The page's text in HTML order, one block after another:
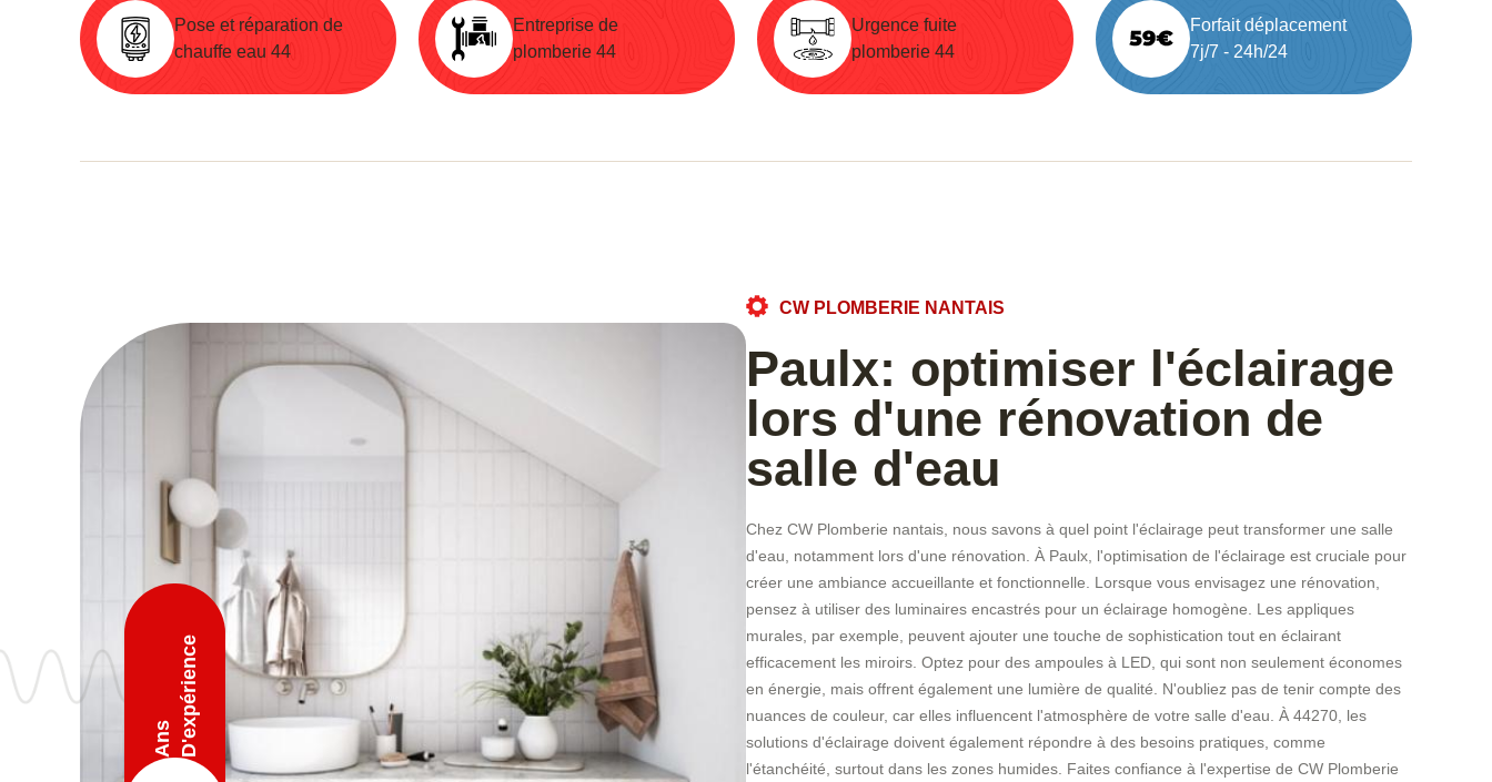
Pose et réparation de
chauffe eau 44
Entreprise de
plomberie 44
Urgence fuite
plomberie 44
Forfait déplacement
7j/7 - 24h/24
Ans D'expérience
CW PLOMBERIE NANTAIS
Paulx: optimiser l'éclairage
lors d'une rénovation de
salle d'eau
Chez CW Plomberie nantais, nous savons à quel point l'éclairage peut transformer une salle
d'eau, notamment lors d'une rénovation. À Paulx, l'optimisation de l'éclairage est cruciale pour
créer une ambiance accueillante et fonctionnelle. Lorsque vous envisagez une rénovation,
pensez à utiliser des luminaires encastrés pour un éclairage homogène. Les appliques
murales, par exemple, peuvent ajouter une touche de sophistication tout en éclairant
efficacement les miroirs. Optez pour des ampoules à LED, qui sont non seulement économes
en énergie, mais offrent également une lumière de qualité. N'oubliez pas de tenir compte des
nuances de couleur, car elles influencent l'atmosphère de votre salle d'eau. À 44270, les
solutions d'éclairage doivent également répondre à des besoins pratiques, comme
l'étanchéité, surtout dans les zones humides. Faites confiance à l'expertise de CW Plomberie